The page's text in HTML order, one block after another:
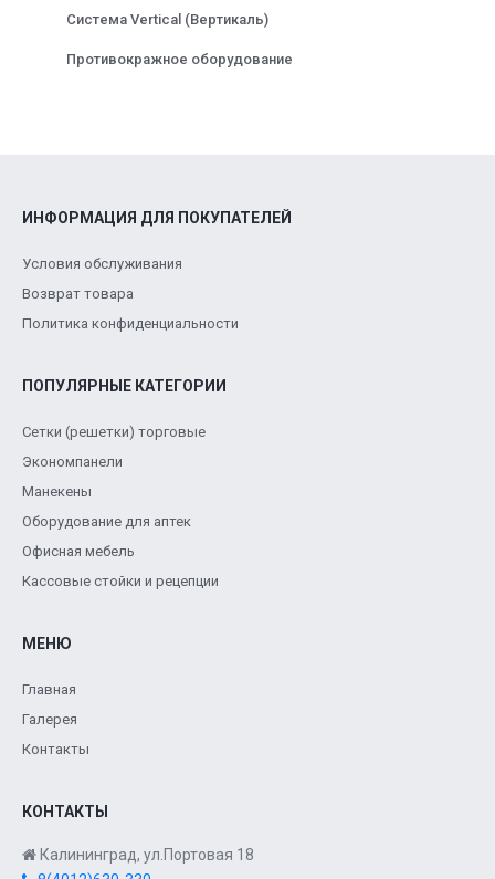
Система Vertical (Вертикаль)
Противокражное оборудование
ИНФОРМАЦИЯ ДЛЯ ПОКУПАТЕЛЕЙ
Условия обслуживания
Возврат товара
Политика конфиденциальности
ПОПУЛЯРНЫЕ КАТЕГОРИИ
Сетки (решетки) торговые
Экономпанели
Манекены
Оборудование для аптек
Офисная мебель
Кассовые стойки и рецепции
МЕНЮ
Главная
Галерея
Контакты
КОНТАКТЫ
Калининград, ул.Портовая 18